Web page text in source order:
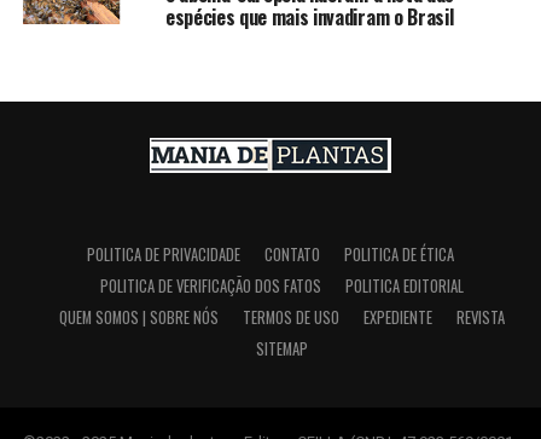
espécies que mais invadiram o Brasil
POLITICA DE PRIVACIDADE CONTATO
POLITICA DE ÉTICA
POLITICA DE VERIFICAÇÃO DOS FATOS
POLITICA EDITORIAL
QUEM SOMOS | SOBRE NÓS
TERMOS DE USO EXPEDIENTE
REVISTA
SITEMAP